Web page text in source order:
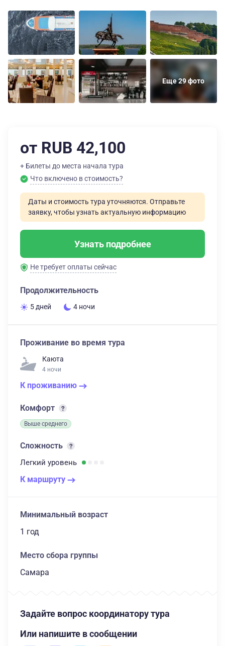
Еще 29 фото
от RUB 42,100
+ Билеты до места начала тура
Что включено в стоимость?
Даты и стоимость тура уточняются. Отправьте
заявку, чтобы узнать актуальную информацию
Узнать подробнее
Не требует оплаты сейчас
Продолжительность
5 дней 4 ночи
Проживание во время тура
Каюта
4 ночи
К проживанию
Комфорт
Выше среднего
Сложность
Легкий уровень
К маршруту
Минимальный возраст
1 год
Место сбора группы
Самара
Задайте вопрос координатору тура
Или напишите в сообщении